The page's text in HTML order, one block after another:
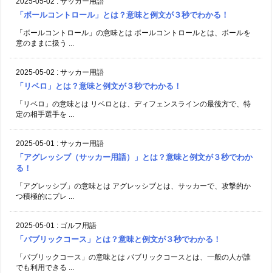
「ボールコントロール」とは？意味と例文が３秒でわかる！
「ボールコントロール」の意味とは ボールコントロールとは、ボールを
意のままに扱う ...
2025-05-02 : サッカー用語
「リベロ」とは？意味と例文が３秒でわかる！
「リベロ」の意味とは リベロとは、ディフェンスラインの最後方で、特
定の相手選手を ...
2025-05-01 : サッカー用語
「アグレッシブ（サッカー用語）」とは？意味と例文が３秒でわか
る！
「アグレッシブ」の意味とは アグレッシブとは、サッカーで、攻撃的か
つ積極的にプレ ...
2025-05-01 : ゴルフ用語
「パブリックコース」とは？意味と例文が３秒でわかる！
「パブリックコース」の意味とは パブリックコースとは、一般の人が誰
でも利用できる ...